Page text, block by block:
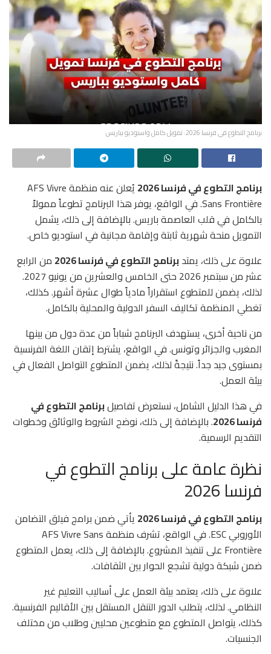
برنامج التطوع في فرنسا 2026: تمويل كامل واستوديو بباريس
برنامج التطوع في فرنسا 2026
يُعلن عنه منظمة AFS Vivre
Sans Frontière. في الواقع، يوفر هذا البرنامج تطوعاً ممولاً
بالكامل في قلب العاصمة باريس. بالإضافة إلى ذلك، يشمل
التمويل منحة شهرية ثابتة وإقامة مجانية في استوديو خاص.
علاوة على ذلك، يمتدبرنامج التطوع في فرنسا 2026
من الرابع
عشر من سبتمبر 2026 حتى الخامس والعشرين من يونيو 2027.
لذلك، يضمن للمتطوع استقراراً مادياً طوال عشرة أشهر. كذلك،
تغطي المنظمة تكاليف السفر الدولية والمحلية بالكامل.
من ناحية أخرى، يستهدف البرنامج شباباً من عدة دول من بينها
المغرب والجزائر وتونس. في الواقع، يشترط إتقان اللغة الفرنسية
بمستوى جيد جداً. نتيجةً لذلك، يضمن المتطوع التواصل الفعال في
بيئة العمل.
في هذا الدليل الشامل، نستعرض تفاصيلبرنامج التطوع في
فرنسا 2026
. بالإضافة إلى ذلك، نوضح الشروط والوثائق وخطوات
التقديم الرسمية.
نظرة عامة على برنامج التطوع في
فرنسا 2026
برنامج التطوع في فرنسا 2026
يأتي ضمن برامج فيلق التضامن
الأوروبي ESC. في الواقع، تشرف منظمة AFS Vivre Sans
Frontière على تنفيذ المشروع. بالإضافة إلى ذلك، يعمل المتطوع
ضمن شبكة دولية تشجع الحوار بين الثقافات.
علاوة على ذلك، يعتمد بيئة العمل على أساليب التعليم غير
النظامي. لذلك، يتطلب الدور التنقل المستقل بين الأقاليم الفرنسية.
كذلك، يتواصل المتطوع مع متطوعين محليين وطلاب من مختلف
الجنسيات.